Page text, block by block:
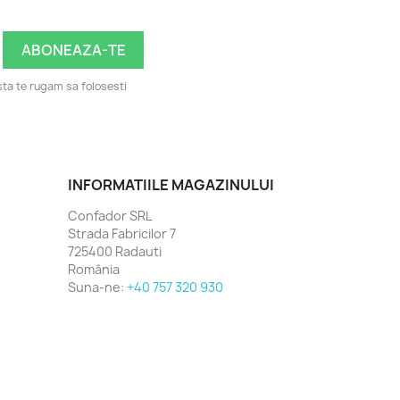
te rugam sa folosesti
INFORMATIILE MAGAZINULUI
Confador SRL
Strada Fabricilor 7
725400 Radauti
România
Suna-ne: +40 757 320 930